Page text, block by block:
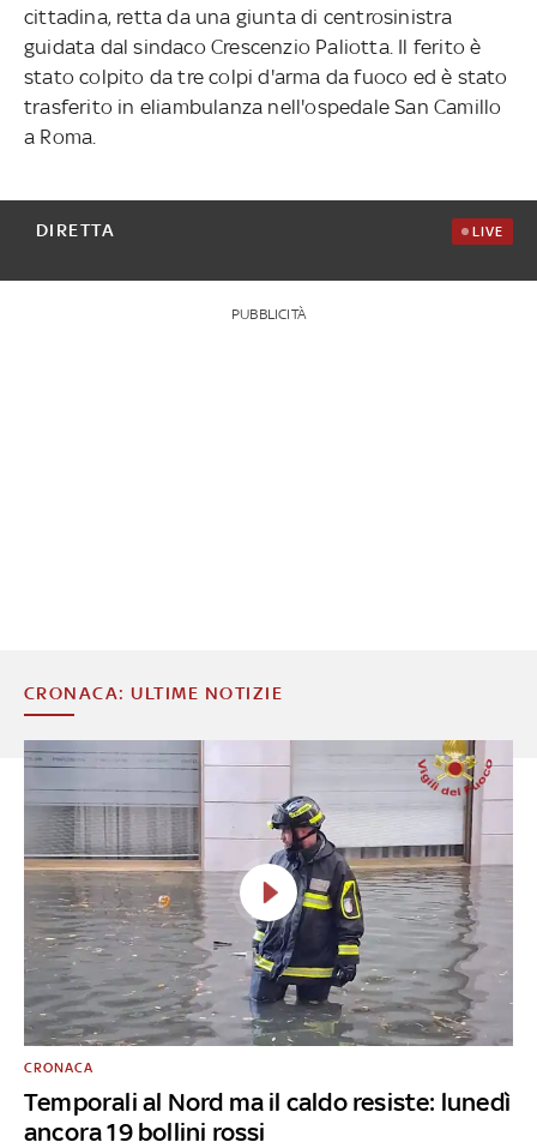
cittadina, retta da una giunta di centrosinistra
guidata dal sindaco Crescenzio Paliotta. Il ferito è
stato colpito da tre colpi d'arma da fuoco ed è stato
trasferito in eliambulanza nell'ospedale San Camillo
a Roma.
DIRETTA LIVE
PUBBLICITÀ
CRONACA: ULTIME NOTIZIE
Temporali al Nord ma il caldo resiste: lunedì
ancora 19 bollini rossi
CRONACA